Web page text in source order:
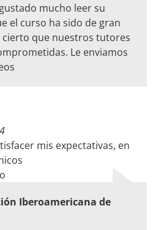
mucho leer su
el curso ha sido de gran
cierto que nuestros tutores
Le enviamos
mis expectativas, en
Iberoamericana de